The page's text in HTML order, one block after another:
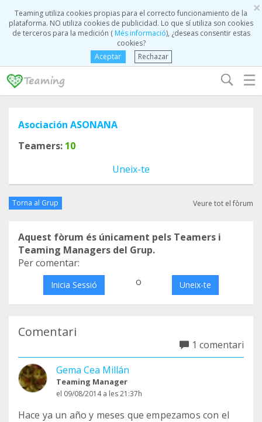
×
Teaming utiliza cookies propias para el correcto funcionamiento de la
plataforma. NO utiliza cookies de publicidad. Lo que sí utiliza son cookies
de terceros para la medición (Més informació), ¿deseas consentir estas
cookies?
Aceptar
Rechazar
☰
Asociación ASONANA
Teamers: 10
Uneix-te
Torna al Grup Veure tot el fòrum
Aquest fòrum és únicament pels Teamers i
Teaming Managers del Grup.
Per comentar:
Inicia Sessió o Uneix-te
Comentari
1 comentari
Gema Cea Millán
Teaming Manager
el 09/08/2014 a les 21:37h
Hace ya un año y meses que empezamos con el